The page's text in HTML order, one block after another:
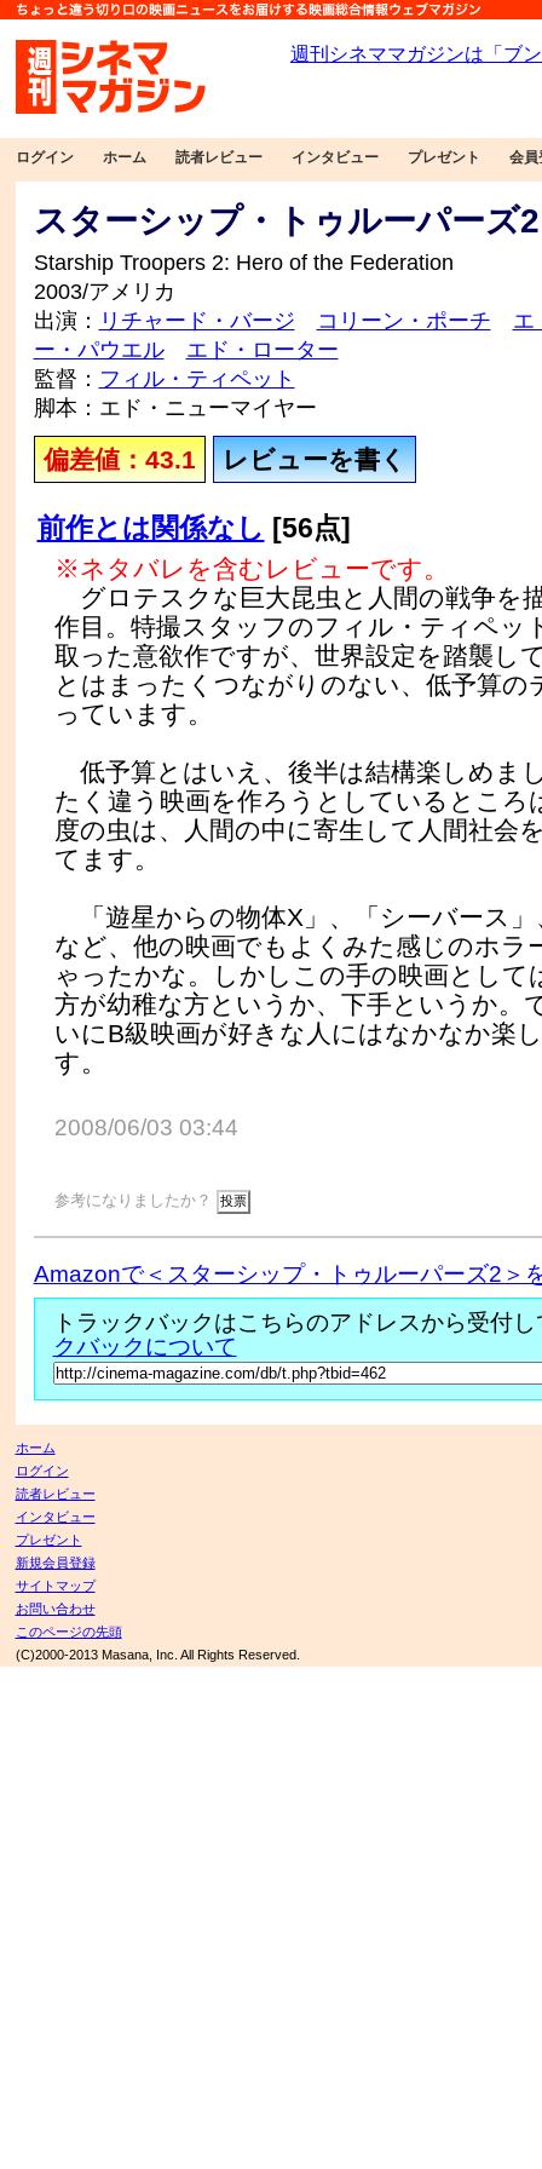
ログイン ホーム 読者レビュー インタビュー プレゼント 会員
スターシップ・トゥルーパーズ2
Starship Troopers 2: Hero of the Federation
2003/アメリカ
出演： リチャード・バージ コリーン・ポーチ
エ
ー・パウエル
エド・ローター
監督： フィル・ティペット
脚本：エド・ニューマイヤー
偏差値：43.1 レビューを書く
前作とは関係なし [56点]
※ネタバレを含むレビューです。
グロテスクな巨大昆虫と人間の戦争を
作目。特撮スタッフのフィル・ティペッ
取った意欲作ですが、世界設定を踏襲し
とはまったくつながりのない、低予算の
っています。
低予算とはいえ、後半は結構楽しめま
たく違う映画を作ろうとしているところ
度の虫は、人間の中に寄生して人間社会
てます。
「遊星からの物体X」、「シーバース
など、他の映画でもよくみた感じのホラ
ゃったかな。しかしこの手の映画として
方が幼稚な方というか、下手というか。
いにB級映画が好きな人にはなかなか楽
す。
2008/06/03 03:44
参考になりましたか？
Amazonで＜スターシップ・トゥルーパーズ2＞
トラックバックはこちらのアドレスから受付
クバックについて
ホーム
ログイン
読者レビュー
インタビュー
プレゼント
新規会員登録
サイトマップ
お問い合わせ
このページの先頭
(C)2000-2013 Masana, Inc. All Rights Reserved.